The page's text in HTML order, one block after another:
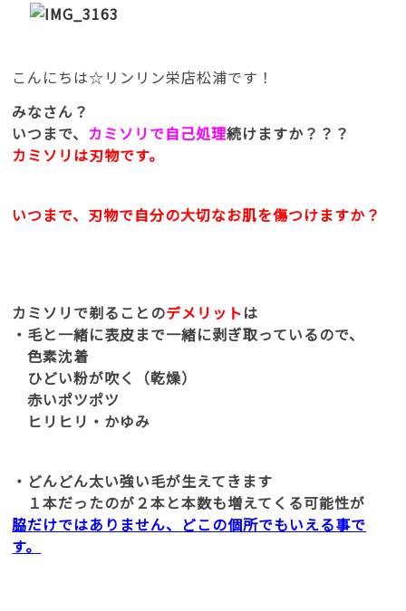
こんにちは☆リンリン栄店松浦です！
みなさん？
いつまで、 カミソリで自己処理続けますか？？？
カミソリは刃物です。
いつまで、刃物で自分の大切なお肌を傷つけますか？
カミソリで剃ることのデメリットは
・毛と一緒に表皮まで一緒に剥ぎ取っているので、
色素沈着
ひどい粉が吹く（乾燥）
赤いポツポツ
ヒリヒリ・かゆみ
・どんどん太い強い毛が生えてきます
１本だったのが２本と本数も増えてくる可能性が
脇だけではありません、どこの個所でもいえる事で
す。